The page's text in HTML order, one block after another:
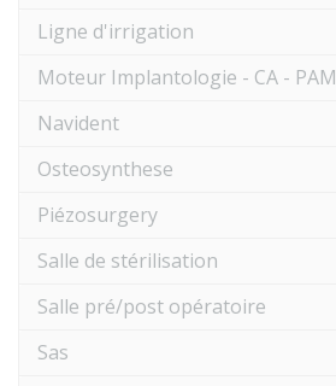
Ligne d'irrigation
Moteur Implantologie - CA - PAM
Navident
Osteosynthese
Piézosurgery
Salle de stérilisation
Salle pré/post opératoire
Sas